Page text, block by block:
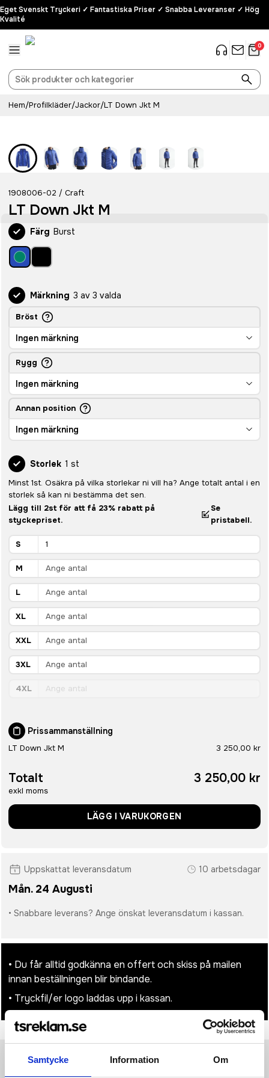
Samtycke Information Om
Eget Svenskt Tryckeri ✓ Fantastiska Priser ✓ Snabba Leveranser ✓ Hög
Kvalité
0
Hem/Profilkläder/Jackor/LT Down Jkt M
1908006-02 / Craft
LT Down Jkt M
Färg Burst
Märkning 3 av 3 valda
Bröst
Ingen märkning
Rygg
Ingen märkning
Annan position
Ingen märkning
Storlek 1 st
Minst 1st. Osäkra på vilka storlekar ni vill ha? Ange totalt antal i en
storlek så kan ni bestämma det sen.
Lägg till 2st för att få 23% rabatt på
styckepriset.
Se
pristabell.
S
M
L
XL
XXL
3XL
4XL
Prissammanställning
LT Down Jkt M 3 250,00 kr
Totalt
exkl moms
3 250,00 kr
LÄGG I VARUKORGEN
Uppskattat leveransdatum 10 arbetsdagar
Mån. 24 Augusti
• Snabbare leverans? Ange önskat leveransdatum i kassan.
• Du får alltid godkänna en offert och skiss på mailen
innan beställningen blir bindande.
• Tryckfil/er logo laddas upp i kassan.